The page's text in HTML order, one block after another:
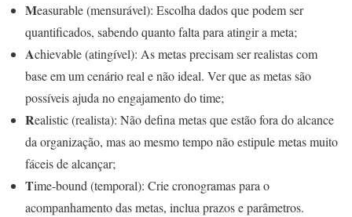
Measurable (mensurável): Escolha dados que podem ser
quantificados, sabendo quanto falta para atingir a meta;
Achievable (atingível): As metas precisam ser realistas com
base em um cenário real e não ideal. Ver que as metas são
possíveis ajuda no engajamento do time;
Realistic (realista): Não defina metas que estão fora do alcance
da organização, mas ao mesmo tempo não estipule metas muito
fáceis de alcançar;
Time-bound (temporal): Crie cronogramas para o
acompanhamento das metas, inclua prazos e parâmetros.